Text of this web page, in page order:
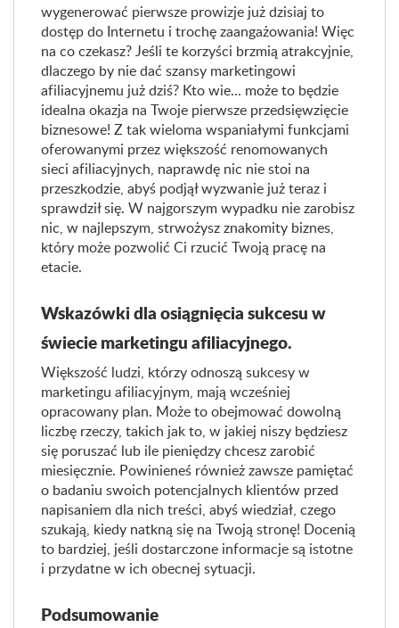
wygenerować pierwsze prowizje już dzisiaj to
dostęp do Internetu i trochę zaangażowania! Więc
na co czekasz? Jeśli te korzyści brzmią atrakcyjnie,
dlaczego by nie dać szansy marketingowi
afiliacyjnemu już dziś? Kto wie... może to będzie
idealna okazja na Twoje pierwsze przedsięwzięcie
biznesowe! Z tak wieloma wspaniałymi funkcjami
oferowanymi przez większość renomowanych
sieci afiliacyjnych, naprawdę nic nie stoi na
przeszkodzie, abyś podjął wyzwanie już teraz i
sprawdził się. W najgorszym wypadku nie zarobisz
nic, w najlepszym, strwożysz znakomity biznes,
który może pozwolić Ci rzucić Twoją pracę na
etacie.
Wskazówki dla osiągnięcia sukcesu w
świecie marketingu afiliacyjnego.
Większość ludzi, którzy odnoszą sukcesy w
marketingu afiliacyjnym, mają wcześniej
opracowany plan. Może to obejmować dowolną
liczbę rzeczy, takich jak to, w jakiej niszy będziesz
się poruszać lub ile pieniędzy chcesz zarobić
miesięcznie. Powinieneś również zawsze pamiętać
o badaniu swoich potencjalnych klientów przed
napisaniem dla nich treści, abyś wiedział, czego
szukają, kiedy natkną się na Twoją stronę! Docenią
to bardziej, jeśli dostarczone informacje są istotne
i przydatne w ich obecnej sytuacji.
Podsumowanie